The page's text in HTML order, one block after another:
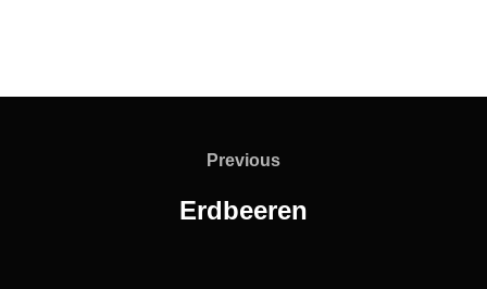
Previous
Previous
Erdbeeren